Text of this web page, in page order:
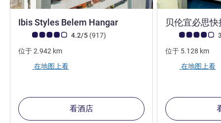
Ibis Styles Belem Hangar
客户意见评级 (ALL 评级)
4.2/5 (917评论
)
位于2.942 km
在地图上看
看酒店
贝伦宜必思
客户意见评级
位于 5.128 km
在地图上看